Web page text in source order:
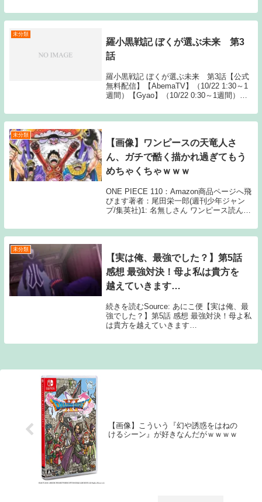
ンガ本編のセリフ書きおこしやスクリーン
ショットの画像、WEB更新前のネタバレ
未分類
羅小黒戦記 ぼくが選ぶ未来 第3
話
羅小黒戦記 ぼくが選ぶ未来 第3話【公式
無料配信】【AbemaTV】（10/22 1:30～1
週間）【Gyao】（10/22 0:30～1週間）
【ABEMA】【Amazonプライム】 【dア
ニ...
未分類
【画像】ワンピースの天竜人さ
ん、ガチで酷く描かれ過ぎてもう
めちゃくちゃｗｗｗ
ONE PIECE 110：Amazon商品ページへ飛
びます著者：尾田栄一郎(週刊少年ジャン
プ/集英社)1: 名無しさん ワンピース読んで
んだが？？？？？そんな悪い人たちじゃい
のに捏造だ！！！ 2: 名...
未分類
【実は俺、最強でした？】第5話
感想 最強対決！母よ私は貴方を
越えていきます…
続きを読むSource: あにこ便【実は俺、最
強でした？】第5話 感想 最強対決！母よ私
は貴方を越えていきます…
【画像】こういう『幻や誘惑をはねの
けるシーン』が好きなんだがｗｗｗｗ